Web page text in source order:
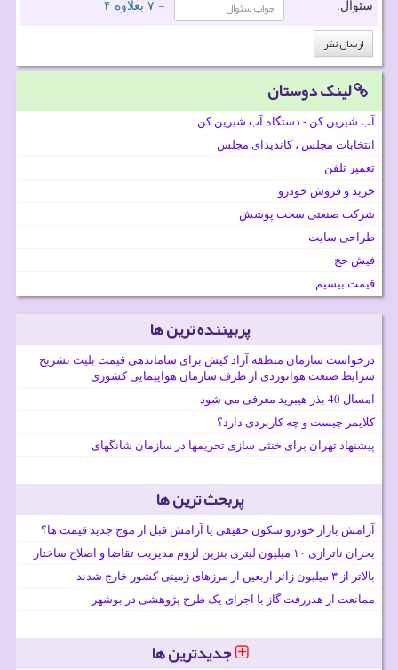
سئوال: = ۷ بعلاوه ۴
لینک دوستان
آب شیرین کن - دستگاه آب شیرین کن
انتخابات مجلس ، کاندیدای مجلس
تعمیر تلفن
خرید و فروش خودرو
شرکت صنعتی سخت پوشش
طراحی سایت
فیش حج
قیمت بیسیم
پربیننده ترین ها
درخواست سازمان منطقه آزاد کیش برای ساماندهی قیمت بلیت تشریح
شرایط صنعت هوانوردی از طرف سازمان هواپیمایی کشوری
امسال 40 بذر هیبرید معرفی می شود
کلایمر چیست و چه کاربردی دارد؟
پیشنهاد تهران برای خنثی سازی تحریمها در سازمان شانگهای
پربحث ترین ها
آرامش بازار خودرو سکون حقیقی یا آرامش قبل از موج جدید قیمت ها؟
بحران ناترازی ۱۰ میلیون لیتری بنزین لزوم مدیریت تقاضا و اصلاح ساختار
بالاتر از ۳ میلیون زائر اربعین از مرزهای زمینی کشور خارج شدند
ممانعت از هدررفت گاز با اجرای یک طرح پژوهشی در بوشهر
جدیدترین ها